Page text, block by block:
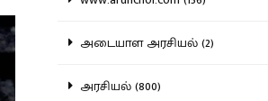
அடையாள அரசியல் (2)
அரசியல் (800)